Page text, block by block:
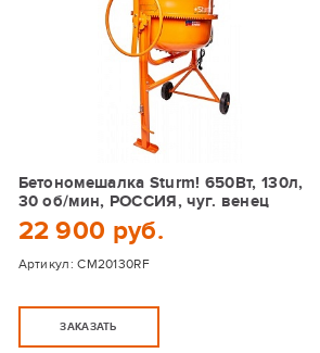
Бетономешалка Sturm! 650Вт, 130л,
30 об/мин, РОССИЯ, чуг. венец
22 900 руб.
Артикул:CM20130RF
ЗАКАЗАТЬ